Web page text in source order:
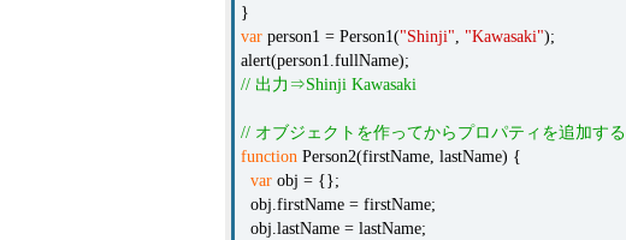
}
var person1 = Person1("Shinji", "Kawasaki");
alert(person1.fullName);
// 出力⇒Shinji Kawasaki
// オブジェクトを作ってからプロパティを追加する
function Person2(firstName, lastName) {
var obj = {};
obj.firstName = firstName;
obj.lastName = lastName;